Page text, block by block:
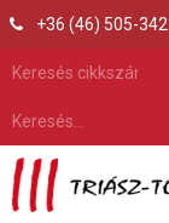
+36 (46) 505-342